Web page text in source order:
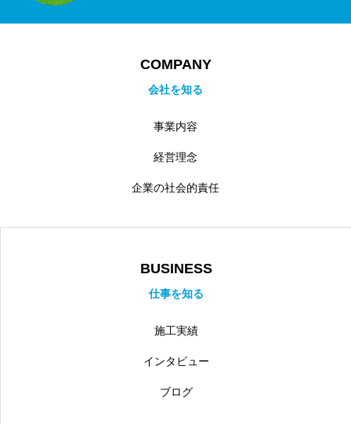
COMPANY
会社を知る
事業内容
経営理念
企業の社会的責任
BUSINESS
仕事を知る
施工実績
インタビュー
ブログ